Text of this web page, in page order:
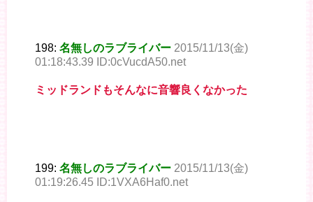
198: 名無しのラブライバー 2015/11/13(金)
01:18:43.39 ID:0cVucdA50.net
ミッドランドもそんなに音響良くなかった
199: 名無しのラブライバー 2015/11/13(金)
01:19:26.45 ID:1VXA6Haf0.net